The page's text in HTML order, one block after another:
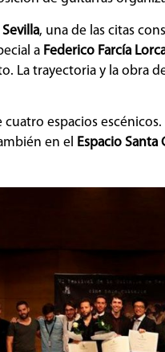
, una de las citas
a Federico Farcía
La trayectoria y la obra
espacios
en el Espacio Santa